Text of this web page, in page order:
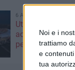
Noi e i
trattiamo
e
tua
6 AGOSTO 2026
Utilizzo stadio
accordo tra
per tre mesi